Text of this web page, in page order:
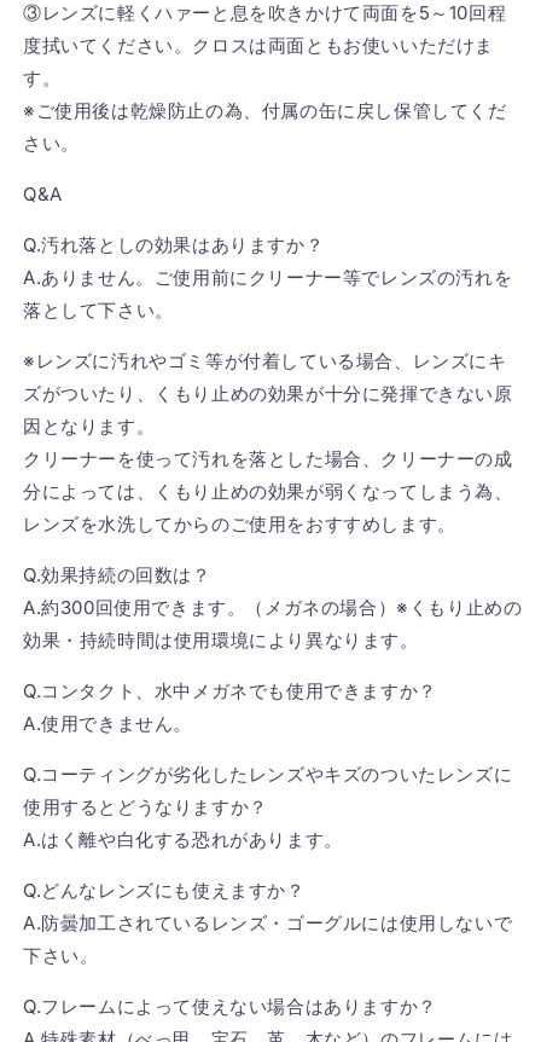
③レンズに軽くハァーと息を吹きかけて両面を5～10回程
度拭いてください。クロスは両面ともお使いいただけま
す。
※ご使用後は乾燥防止の為、付属の缶に戻し保管してくだ
さい。
Q&A
Q.汚れ落としの効果はありますか？
A.ありません。ご使用前にクリーナー等でレンズの汚れを
落として下さい。
※レンズに汚れやゴミ等が付着している場合、レンズにキ
ズがついたり、くもり止めの効果が十分に発揮できない原
因となります。
クリーナーを使って汚れを落とした場合、クリーナーの成
分によっては、くもり止めの効果が弱くなってしまう為、
レンズを水洗してからのご使用をおすすめします。
Q.効果持続の回数は？
A.約300回使用できます。（メガネの場合）※くもり止めの
効果・持続時間は使用環境により異なります。
Q.コンタクト、水中メガネでも使用できますか？
A.使用できません。
Q.コーティングが劣化したレンズやキズのついたレンズに
使用するとどうなりますか？
A.はく離や白化する恐れがあります。
Q.どんなレンズにも使えますか？
A.防曇加工されているレンズ・ゴーグルには使用しないで
下さい。
Q.フレームによって使えない場合はありますか？